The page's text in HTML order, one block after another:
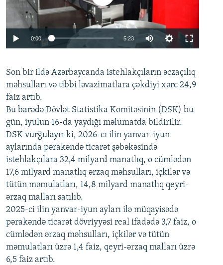
Auto 240p 360p 480p
720p 1080p
0:00 5:23
360p
480p
720p
1080p
Son bir ildə Azərbaycanda istehlakçıların əczaçılıq
məhsulları və tibbi ləvazimatlara çəkdiyi xərc 24,9
faiz artıb.
Bu barədə Dövlət Statistika Komitəsinin (DSK) bu
gün, iyulun 16-da yaydığı məlumatda bildirilir.
DSK vurğulayır ki, 2026-cı ilin yanvar-iyun
aylarında pərakəndə ticarət şəbəkəsində
istehlakçılara 32,4 milyard manatlıq, o cümlədən
17,6 milyard manatlıq ərzaq məhsulları, içkilər və
tütün məmulatları, 14,8 milyard manatlıq qeyri-
ərzaq malları satılıb.
2025-ci ilin yanvar-iyun ayları ilə müqayisədə
pərakəndə ticarət dövriyyəsi real ifadədə 3,7 faiz, o
cümlədən ərzaq məhsulları, içkilər və tütün
məmulatları üzrə 1,4 faiz, qeyri-ərzaq malları üzrə
6,5 faiz artıb.